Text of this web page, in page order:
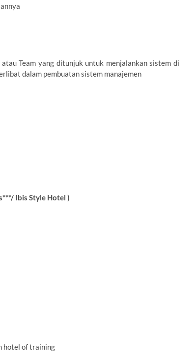
Team yang ditunjuk untuk menjalankan sistem di
dalam pembuatan sistem manajemen
Ibis Style Hotel )
hotel of training